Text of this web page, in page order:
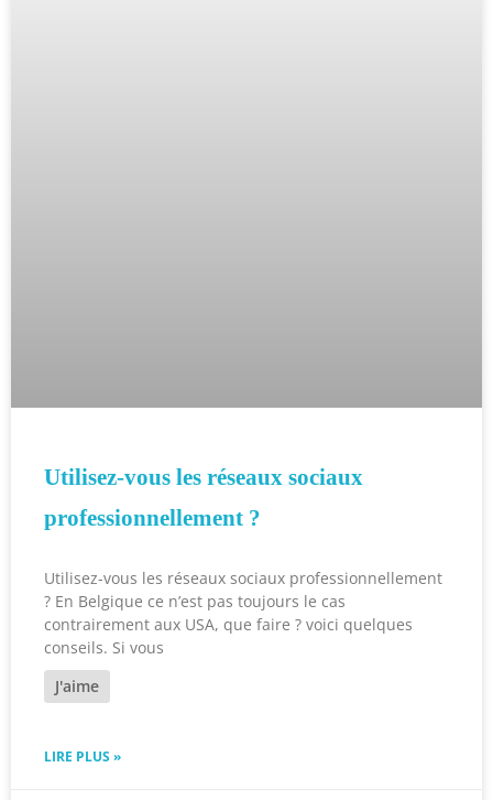
Utilisez-vous les réseaux sociaux
professionnellement ?
Utilisez-vous les réseaux sociaux professionnellement
? En Belgique ce n’est pas toujours le cas
contrairement aux USA, que faire ? voici quelques
conseils. Si vous
J'aime
LIRE PLUS »